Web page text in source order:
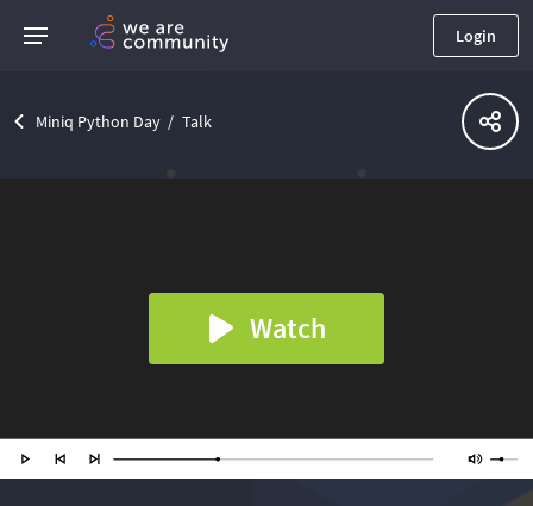
Login
Miniq Python Day Talk
Watch